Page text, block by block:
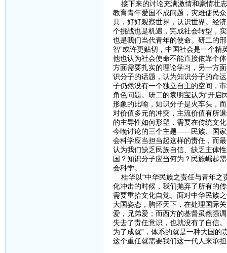
接下来的讨论充满激情和豪情壮
教育青年爱国不成问题，灾难使民
具，好好观察世界，认识世界。经
个挑战也是机遇，完成社会转型，
也是我们当代青年的使命。研二的
智”或许更贴切，中国社会是一个精
他也认为社会使命不能直接依靠个
方面需要扎实的理论学习，另一方
识分子的话题，认为知识分子的命
子仍然没有一个独立自主的空间，
角色问题。研二的袁明宝认为“开启
形象的比喻，知识分子是火车头，
对价值多元的冲突，主流价值有所
的主导性如何形塑，需要在传统文
今晚讨论的三个主题——民族、国
会科学应当担当起这样的责任，而
认为我们缺乏民族自信、缺乏主体
国？知识分子应当何为？民族崛起
会科学。
桂华以“中华民族之责任与青年之
化冲击的时候，我们抛弃了所有的
需要重拾文化自觉。面对中华民族
大国姿态，胸怀天下，在处理国际
爱，兄弟爱；而西方的基督虽然强
失去了责任意识，也就没有了自信
为了成就”，体系的就是一种大国的
这个重任就需要我们这一代人来承